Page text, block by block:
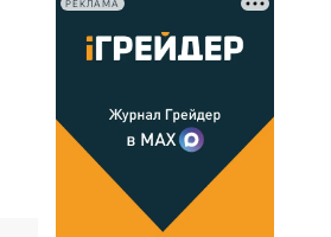
РЕКЛАМА